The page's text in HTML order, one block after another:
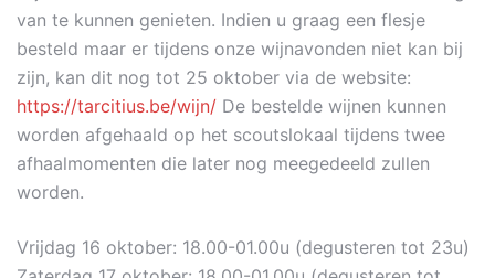
van te kunnen genieten. Indien u graag een flesje
besteld maar er tijdens onze wijnavonden niet kan bij
zijn, kan dit nog tot 25 oktober via de website:
https://tarcitius.be/wijn/ De bestelde wijnen kunnen
worden afgehaald op het scoutslokaal tijdens twee
afhaalmomenten die later nog meegedeeld zullen
worden.
Vrijdag 16 oktober: 18.00-01.00u (degusteren tot 23u)